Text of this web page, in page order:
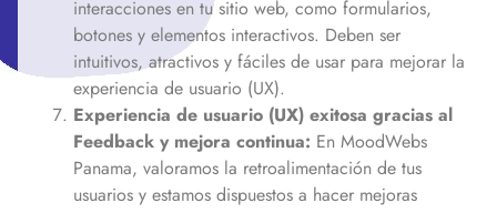
interacciones en tu sitio web, como formularios,
botones y elementos interactivos. Deben ser
intuitivos, atractivos y fáciles de usar para mejorar la
experiencia de usuario (UX).
Experiencia de usuario (UX) exitosa gracias al
Feedback y mejora continua: En MoodWebs
Panama, valoramos la retroalimentación de tus
usuarios y estamos dispuestos a hacer mejoras